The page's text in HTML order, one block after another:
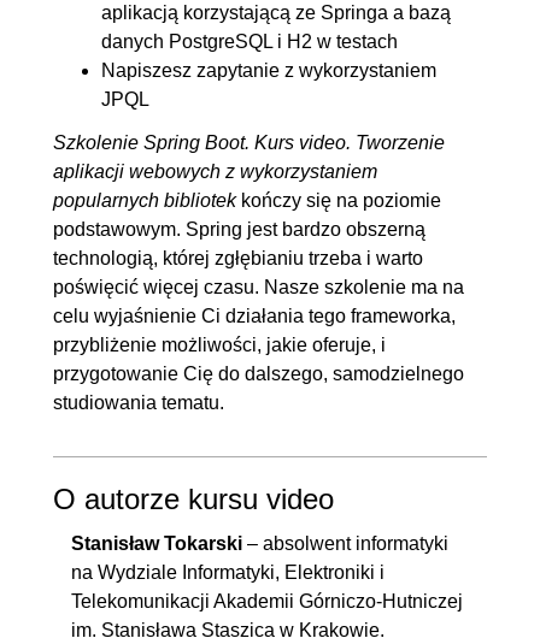
6.1. Konfiguracja logowania w
aplikacji
00:12:56
6.2. Wstrzykiwanie beanów z
wykorzystaniem adnotacji
@Primary oraz @Qualifier
00:06:40
6.3. Wstrzykiwanie kolekcji.
Wykorzystanie adnotacji
@Order
00:06:13
6.4. Uruchamianie aplikacji z
wykorzystaniem profili
00:06:36
aplikacją korzystającą ze Springa a bazą
danych PostgreSQL i H2 w testach
Napiszesz zapytanie z wykorzystaniem
JPQL
Szkolenie Spring Boot. Kurs video. Tworzenie
aplikacji webowych z wykorzystaniem
popularnych bibliotekkończy się na poziomie
podstawowym. Spring jest bardzo obszerną
technologią, której zgłębianiu trzeba i warto
poświęcić więcej czasu. Nasze szkolenie ma na
celu wyjaśnienie Ci działania tego frameworka,
przybliżenie możliwości, jakie oferuje, i
przygotowanie Cię do dalszego, samodzielnego
studiowania tematu.
O autorze kursu video
Stanisław Tokarski – absolwent informatyki
na Wydziale Informatyki, Elektroniki i
Telekomunikacji Akademii Górniczo-Hutniczej
im. Stanisława Staszica w Krakowie.